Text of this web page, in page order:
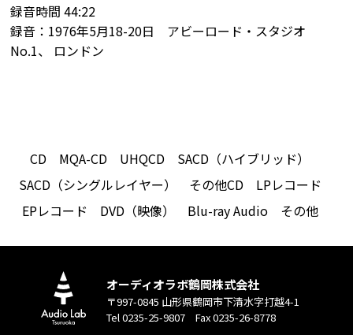
録音時間 44:22
録音：1976年5月18-20日 アビーロード・スタジオ
No.1、 ロンドン
CD MQA-CD UHQCD
SACD（ハイブリッド）
SACD（シングルレイヤー）
その他CD
LPレコード
EPレコード
DVD（映像） Blu-ray Audio その他
オーディオラボ鶴岡株式会社
〒997-0845 山形県鶴岡市下清水字打越4-1
Tel 0235-25-9807 Fax 0235-26-8778